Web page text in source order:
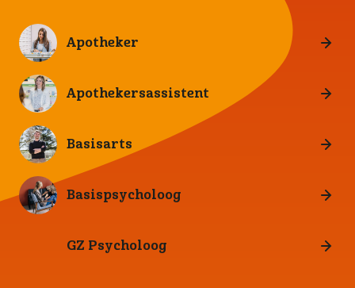
Apotheker
Apothekersassistent
Basisarts
Basispsycholoog
GZ Psycholoog